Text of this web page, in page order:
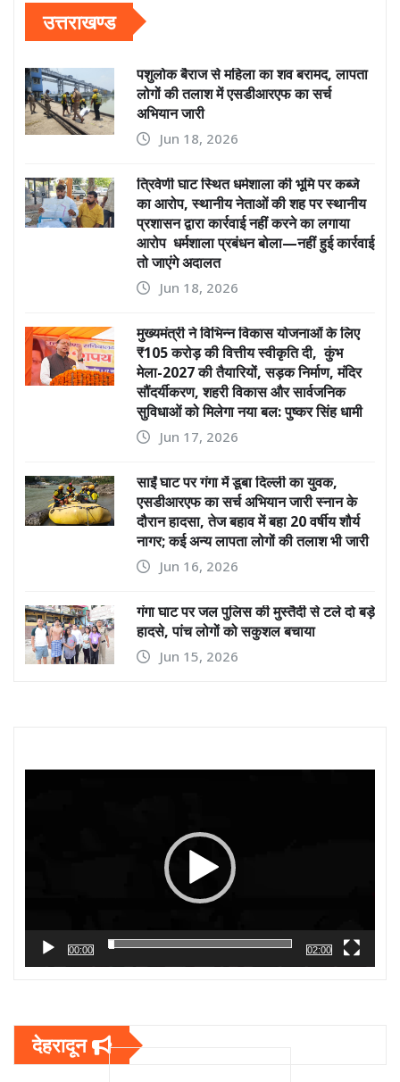
उत्तराखण्ड
पशुलोक बैराज से महिला का शव बरामद, लापता
लोगों की तलाश में एसडीआरएफ का सर्च
अभियान जारी
Jun 18, 2026
त्रिवेणी घाट स्थित धर्मशाला की भूमि पर कब्जे
का आरोप, स्थानीय नेताओं की शह पर स्थानीय
प्रशासन द्वारा कार्रवाई नहीं करने का लगाया
आरोप धर्मशाला प्रबंधन बोला—नहीं हुई कार्रवाई
तो जाएंगे अदालत
Jun 18, 2026
मुख्यमंत्री ने विभिन्न विकास योजनाओं के लिए
₹105 करोड़ की वित्तीय स्वीकृति दी, कुंभ
मेला-2027 की तैयारियों, सड़क निर्माण, मंदिर
सौंदर्यीकरण, शहरी विकास और सार्वजनिक
सुविधाओं को मिलेगा नया बल: पुष्कर सिंह धामी
Jun 17, 2026
साईं घाट पर गंगा में डूबा दिल्ली का युवक,
एसडीआरएफ का सर्च अभियान जारी स्नान के
दौरान हादसा, तेज बहाव में बहा 20 वर्षीय शौर्य
नागर; कई अन्य लापता लोगों की तलाश भी जारी
Jun 16, 2026
गंगा घाट पर जल पुलिस की मुस्तैदी से टले दो बड़े
हादसे, पांच लोगों को सकुशल बचाया
Jun 15, 2026
00:00 02:00
देहरादून